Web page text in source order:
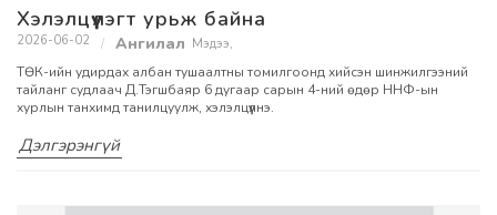
Хэлэлцүүлэгт урьж байна
2026-06-02 Мэдээ,
ТӨК-ийн удирдах албан тушаалтны томилгоонд хийсэн шинжилгээний
тайланг судлаач Д.Тэгшбаяр 6 дугаар сарын 4-ний өдөр ННФ-ын
хурлын танхимд танилцуулж, хэлэлцүүлнэ.
Дэлгэрэнгүй